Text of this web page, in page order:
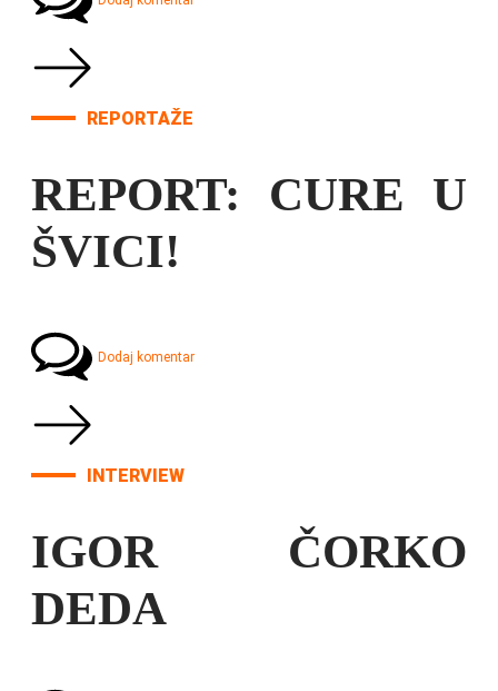
REPORTAŽE
REPORT: CURE U
ŠVICI!
Dodaj komentar
INTERVIEW
IGOR ČORKO
DEDA